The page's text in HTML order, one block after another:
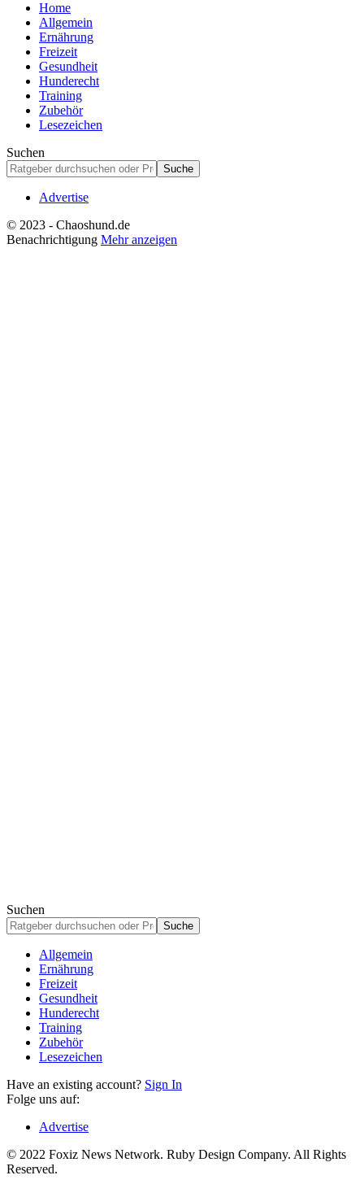
Home
Allgemein
Ernährung
Freizeit
Gesundheit
Hunderecht
Training
Zubehör
Lesezeichen
Suchen
Advertise
© 2023 - Chaoshund.de
Benachrichtigung Mehr anzeigen
Suchen
Allgemein
Ernährung
Freizeit
Gesundheit
Hunderecht
Training
Zubehör
Lesezeichen
Have an existing account? Sign In
Folge uns auf:
Advertise
© 2022 Foxiz News Network. Ruby Design Company. All Rights
Reserved.